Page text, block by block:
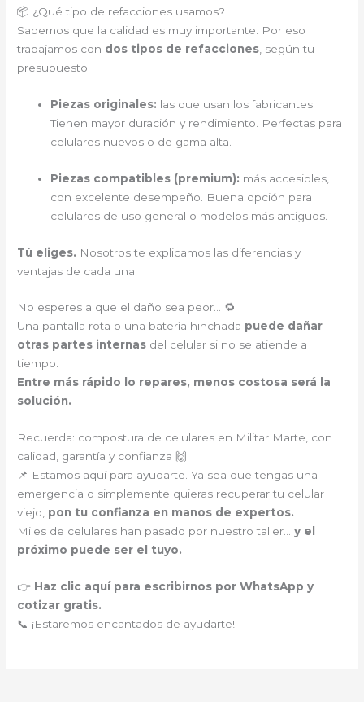
📦 ¿Qué tipo de refacciones usamos?
Sabemos que la calidad es muy importante. Por eso
trabajamos con dos tipos de refacciones , según tu
presupuesto:
Piezas originales: las que usan los fabricantes.
Tienen mayor duración y rendimiento. Perfectas para
celulares nuevos o de gama alta.
Piezas compatibles (premium): más accesibles,
con excelente desempeño. Buena opción para
celulares de uso general o modelos más antiguos.
Tú eliges. Nosotros te explicamos las diferencias y
ventajas de cada una.
No esperes a que el daño sea peor… 🔁
Una pantalla rota o una batería hinchada puede dañar
otras partes internas del celular si no se atiende a
tiempo.
Entre más rápido lo repares, menos costosa será la
solución.
Recuerda: compostura de celulares en Militar Marte, con
calidad, garantía y confianza 🙌
📌 Estamos aquí para ayudarte. Ya sea que tengas una
emergencia o simplemente quieras recuperar tu celular
viejo, pon tu confianza en manos de expertos.
Miles de celulares han pasado por nuestro taller…y el
próximo puede ser el tuyo.
👉 Haz clic aquí para escribirnos por WhatsApp y
cotizar gratis.
📞 ¡Estaremos encantados de ayudarte!